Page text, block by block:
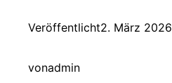
Veröffentlicht2. März 2026
vonadmin